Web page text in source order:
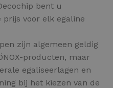
bent u
prijs voor elk egaline
zijn algemeen geldig
producten, maar
egaliseerlagen en
bij het kiezen van de